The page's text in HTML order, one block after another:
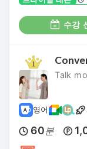
수강
Talk
영어
60분